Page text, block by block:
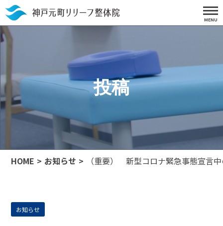
投稿
HOME お知らせ （重要） 新型コロナ緊急事態宣言
お知らせ